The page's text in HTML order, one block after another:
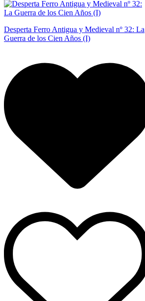
Desperta Ferro Antigua y Medieval nº 32: La
Guerra de los Cien Años (I)